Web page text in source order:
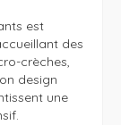
est
des
crèches,
design
une